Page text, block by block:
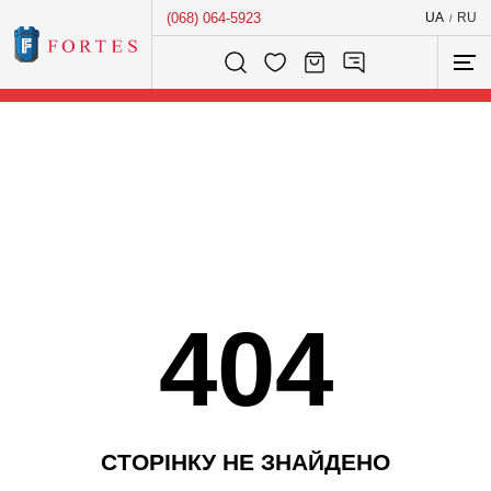
(068) 064-5923 UA / RU
Розумний пошук...
404
СТОРІНКУ НЕ ЗНАЙДЕНО